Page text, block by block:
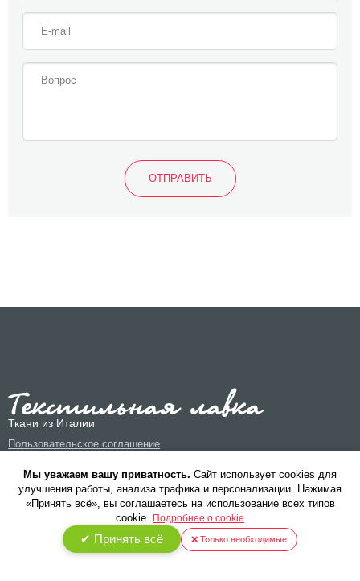
Ткани из Италии
Пользовательское соглашение
Политика конфиденциальности
Мы уважаем вашу приватность. Cайт использует cookies для
улучшения работы, анализа трафика и персонализации. Нажимая
«Принять всё», вы соглашаетесь на использование всех типов
cookie. Подробнее о cookie
✔ Принять всё ❌ Только необходимые